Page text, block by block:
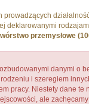
prowadzących
deklarowanymi
przemysłowe
danymi o
i szeregiem
pracy. Niestety dane te
ale